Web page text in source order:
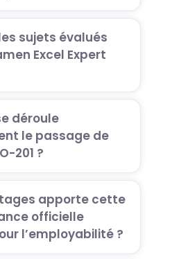
sujets évalués
Excel Expert
déroule
le passage de
201 ?
apporte cette
officielle
l’employabilité ?